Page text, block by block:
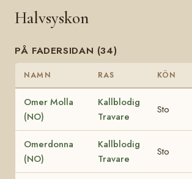
Halvsyskon
PÅ FADERSIDAN (34)
NAMN RAS KÖN
Omer Molla
(NO)
Kallblodig
Travare
Sto
Omerdonna
(NO)
Kallblodig
Travare
Sto